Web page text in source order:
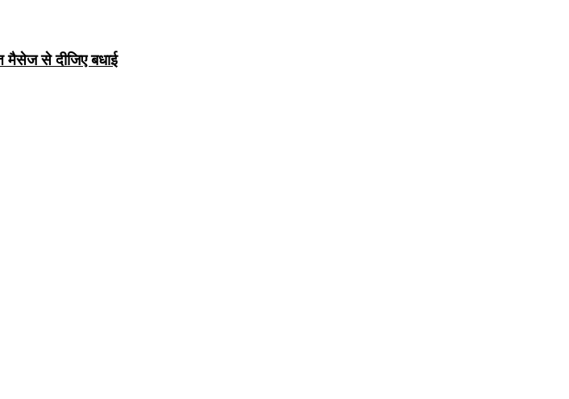
से दीजिए बधाई